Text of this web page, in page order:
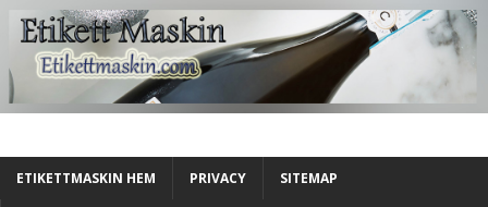
ETIKETTMASKIN HEM PRIVACY SITEMAP